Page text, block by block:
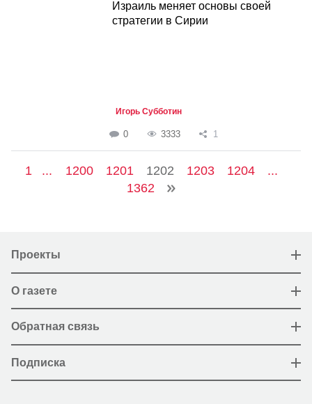
Израиль меняет основы своей
стратегии в Сирии
Игорь Субботин
0 3333 1
1 ... 1200 1201 1202 1203 1204
...
1362
Проекты
О газете
Обратная связь
Подписка